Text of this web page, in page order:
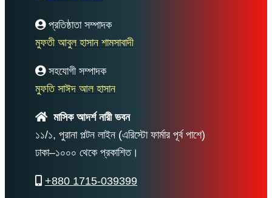
প্রতিষ্ঠাতা সম্পাদক
মুফতী আবুল হাসান শামসাবাদী
সহযোগী সম্পাদক
মুফতি সাঈদ আল হাসান
মাসিক আদর্শ নারী ভবন
১১/১, পুরানা পল্টন লাইন (এরিস্টো ফার্মার পূর্ব পাশে)
ঢাকা–১০০০ থেকে প্রকাশিত।
+880 1715-039399